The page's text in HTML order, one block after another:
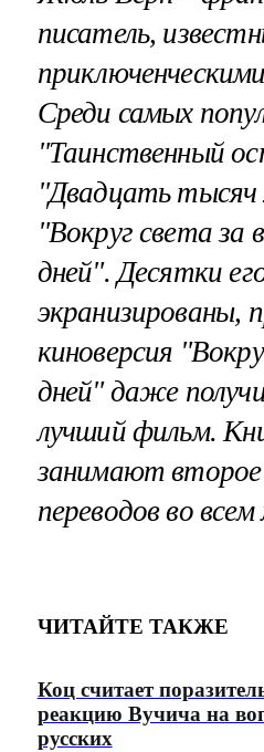
писатель,
Среди самых
"Таинственный
"Двадцать тысяч
"Вокруг света за
дней". Десятки
экранизированы,
киноверсия
дней" даже
лучший фильм.
занимают второе
переводов во
ЧИТАЙТЕ ТАКЖЕ
Коц считает
реакцию Вучича на
русских